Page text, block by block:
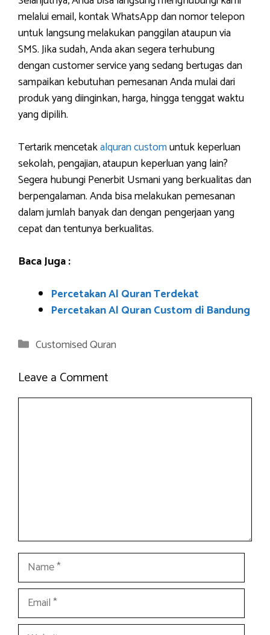
melalui email, kontak WhatsApp dan nomor telepon
untuk langsung melakukan panggilan ataupun via
SMS. Jika sudah, Anda akan segera terhubung
dengan customer service yang sedang bertugas dan
sampaikan kebutuhan pemesanan Anda mulai dari
produk yang diinginkan, harga, hingga tenggat waktu
yang dipilih.
Tertarik mencetakalquran customuntuk keperluan
sekolah, pengajian, ataupun keperluan yang lain?
Segera hubungi Penerbit Usmani yang berkualitas dan
berpengalaman. Anda bisa melakukan pemesanan
dalam jumlah banyak dan dengan pengerjaan yang
cepat dan tentunya berkualitas.
Baca Juga :
Percetakan Al Quran Terdekat
Percetakan Al Quran Custom di Bandung
Categories
Customised Quran
Leave a Comment
Name
Email
Website